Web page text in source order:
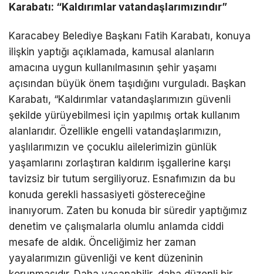
Karabatı: “Kaldırımlar vatandaşlarımızındır”
Karacabey Belediye Başkanı Fatih Karabatı, konuya
ilişkin yaptığı açıklamada, kamusal alanların
amacına uygun kullanılmasının şehir yaşamı
açısından büyük önem taşıdığını vurguladı. Başkan
Karabatı, “Kaldırımlar vatandaşlarımızın güvenli
şekilde yürüyebilmesi için yapılmış ortak kullanım
alanlarıdır. Özellikle engelli vatandaşlarımızın,
yaşlılarımızın ve çocuklu ailelerimizin günlük
yaşamlarını zorlaştıran kaldırım işgallerine karşı
tavizsiz bir tutum sergiliyoruz. Esnafımızın da bu
konuda gerekli hassasiyeti göstereceğine
inanıyorum. Zaten bu konuda bir süredir yaptığımız
denetim ve çalışmalarla olumlu anlamda ciddi
mesafe de aldık. Önceliğimiz her zaman
yayalarımızın güvenliği ve kent düzeninin